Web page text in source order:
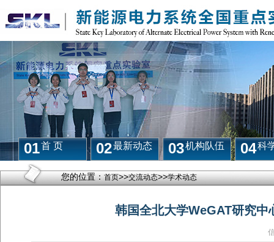
01首 页 02最新动态 03机构队伍 04科
您的位置：首页>>交流动态>>学术动态
韩国全北大学WeGAT研究